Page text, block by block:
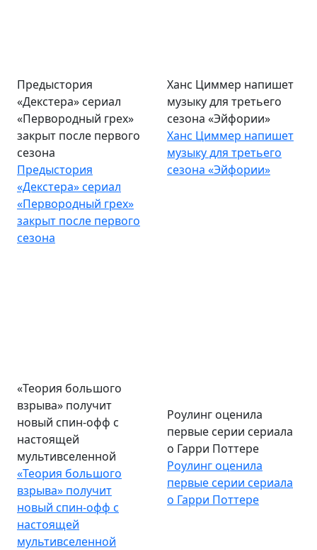
Предыстория
«Декстера» сериал
«Первородный грех»
закрыт после первого
сезона
Предыстория
«Декстера» сериал
«Первородный грех»
закрыт после первого
сезона
Ханс Циммер напишет
музыку для третьего
сезона «Эйфории»
Ханс Циммер напишет
музыку для третьего
сезона «Эйфории»
«Теория большого
взрыва» получит
новый спин-офф с
настоящей
мультивселенной
«Теория большого
взрыва» получит
новый спин-офф с
настоящей
мультивселенной
о Гарри Поттере
Роулинг оценила
первые серии сериала
о Гарри Поттере